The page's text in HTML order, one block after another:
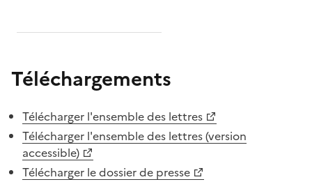
Téléchargements
Télécharger l'ensemble des lettres
Télécharger l'ensemble des lettres (version
accessible)
Télécharger le dossier de presse